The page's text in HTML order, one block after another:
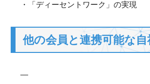
・「ディーセントワーク」の実現
他の会員と連携可能な
―